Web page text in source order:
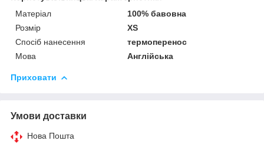
Матеріал
100% бавовна
Розмір
XS
Спосіб нанесення
термоперенос
Мова
Англійська
Приховати
Умови доставки
Нова Пошта